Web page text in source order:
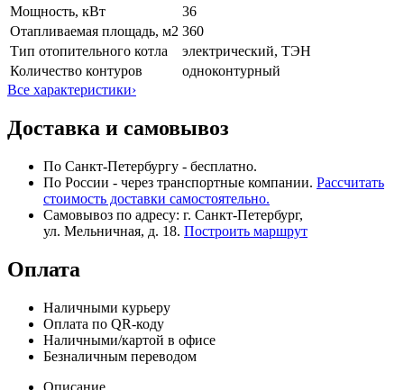
Мощность, кВт
36
Отапливаемая площадь, м2 360
Тип отопительного котла
электрический, ТЭН
Количество контуров
одноконтурный
Все характеристики›
Доставка и самовывоз
По Санкт-Петербургу - бесплатно.
По России - через транспортные компании. Рассчитать
стоимость доставки самостоятельно.
Самовывоз по адресу: г. Санкт-Петербург,
ул. Мельничная, д. 18. Построить маршрут
Оплата
Наличными курьеру
Оплата по QR-коду
Наличными/картой в офисе
Безналичным переводом
Описание